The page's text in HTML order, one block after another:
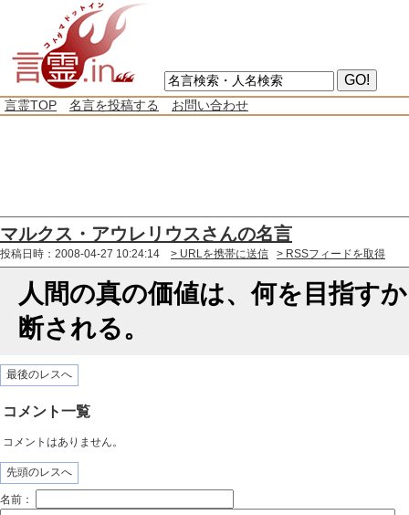
言霊TOP 名言を投稿する お問い合わせ
マルクス・アウレリウスさんの名言
投稿日時：2008-04-27 10:24:14 > URLを携帯に送信 > RSSフィードを取得
人間の真の価値は、何を目指す
断される。
最後のレスへ
コメント一覧
コメントはありません。
先頭のレスへ
名前：